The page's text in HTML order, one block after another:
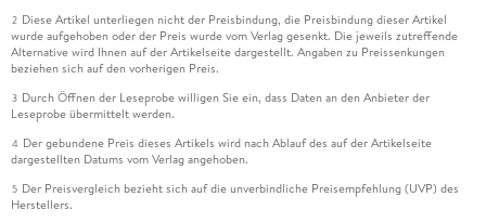
2 Diese Artikel unterliegen nicht der Preisbindung, die Preisbindung dieser Artikel
wurde aufgehoben oder der Preis wurde vom Verlag gesenkt. Die jeweils zutreffende
Alternative wird Ihnen auf der Artikelseite dargestellt. Angaben zu Preissenkungen
beziehen sich auf den vorherigen Preis.
3 Durch Öffnen der Leseprobe willigen Sie ein, dass Daten an den Anbieter der
Leseprobe übermittelt werden.
4 Der gebundene Preis dieses Artikels wird nach Ablauf des auf der Artikelseite
dargestellten Datums vom Verlag angehoben.
5 Der Preisvergleich bezieht sich auf die unverbindliche Preisempfehlung (UVP) des
Herstellers.